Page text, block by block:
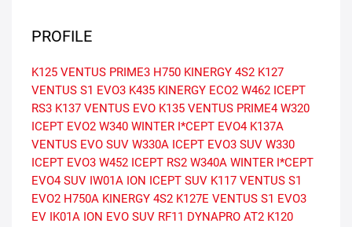
PROFILE
K125 VENTUS PRIME3 H750 KINERGY 4S2 K127
VENTUS S1 EVO3 K435 KINERGY ECO2 W462 ICEPT
RS3 K137 VENTUS EVO K135 VENTUS PRIME4 W320
ICEPT EVO2 W340 WINTER I*CEPT EVO4 K137A
VENTUS EVO SUV W330A ICEPT EVO3 SUV W330
ICEPT EVO3 W452 ICEPT RS2 W340A WINTER I*CEPT
EVO4 SUV IW01A ION ICEPT SUV K117 VENTUS S1
EVO2 H750A KINERGY 4S2 K127E VENTUS S1 EVO3
EV IK01A ION EVO SUV RF11 DYNAPRO AT2 K120